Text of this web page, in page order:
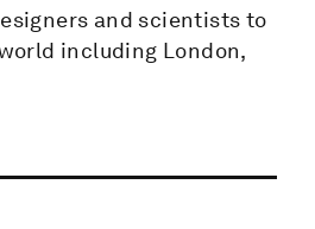
and scientists to
including London,